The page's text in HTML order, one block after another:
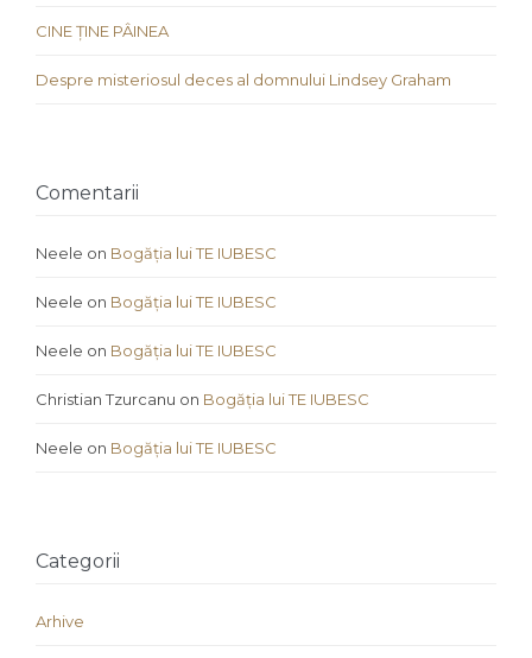
CINE ȚINE PÂINEA
Despre misteriosul deces al domnului Lindsey Graham
Comentarii
Neele on Bogăția lui TE IUBESC
Neele on Bogăția lui TE IUBESC
Neele on Bogăția lui TE IUBESC
Christian Tzurcanu on Bogăția lui TE IUBESC
Neele on Bogăția lui TE IUBESC
Categorii
Arhive